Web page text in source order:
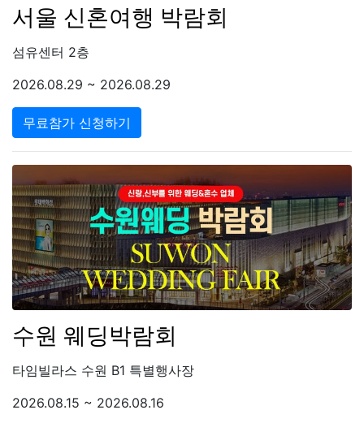
서울 신혼여행 박람회
섬유센터 2층
2026.08.29 ~ 2026.08.29
무료참가 신청하기
수원 웨딩박람회
타임빌라스 수원 B1 특별행사장
2026.08.15 ~ 2026.08.16